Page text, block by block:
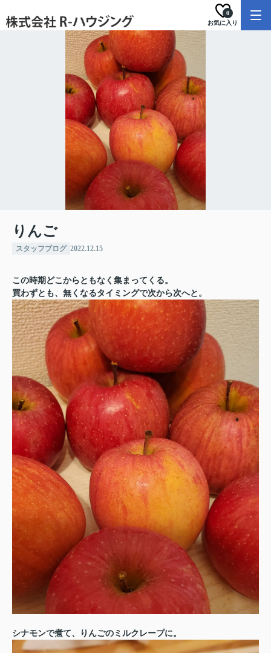
お気に入り
0
りんご
スタッフブログ 2022.12.15
この時期どこからともなく集まってくる。
買わずとも、無くなるタイミングで次から次へと。
シナモンで煮て、りんごのミルクレープに。